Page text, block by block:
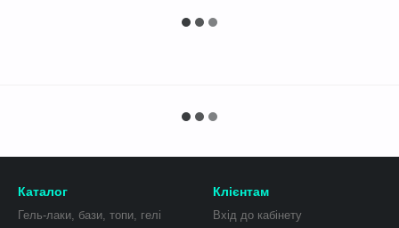
Каталог
Гель-лаки, бази, топи, гелі
Клієнтам
Вхід до кабінету